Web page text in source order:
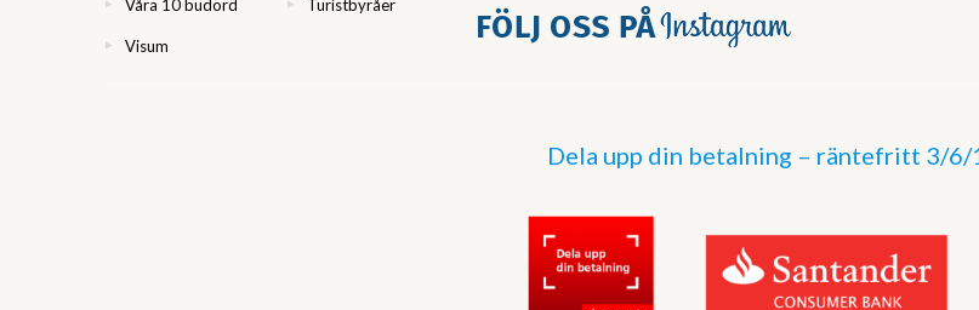
Våra 10 budord Turistbyråer
Visum
Dela upp din betalning – räntefritt 3/6/